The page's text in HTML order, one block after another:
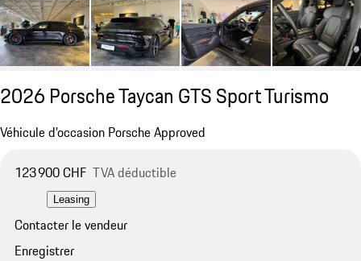
2026 Porsche Taycan GTS Sport Turismo
Véhicule d’occasion Porsche Approved
123 900 CHF TVA déductible
Leasing
Contacter le vendeur
Enregistrer